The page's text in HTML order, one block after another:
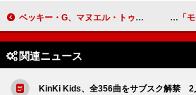
ベッキー・G、マヌエル・トゥリソとタッグを組んだサマー・アンセム「QUE HACES」のMV解禁 マイリ
関連ニュース
KinKi Kids、全356曲をサブスク解禁 2